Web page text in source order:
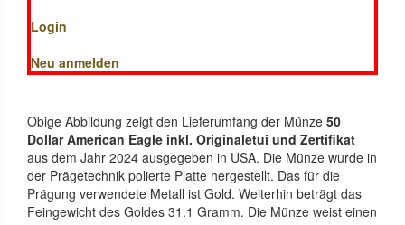
Login
Neu anmelden
Obige Abbildung zeigt den Lieferumfang der Münze 50
Dollar American Eagle inkl. Originaletui und Zertifikat
aus dem Jahr 2024 ausgegeben in USA. Die Münze wurde in
der Prägetechnik polierte Platte hergestellt. Das für die
Prägung verwendete Metall ist Gold. Weiterhin beträgt das
Feingewicht des Goldes 31.1 Gramm. Die Münze weist einen